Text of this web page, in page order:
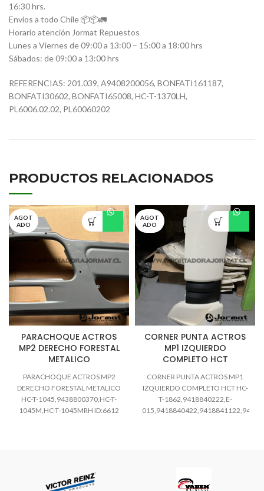
16:30 hrs.
Envíos a todo Chile 📦📦🚛
Horario atención Jormat Repuestos
Lunes a Viernes de 09:00 a 13:00 – 15:00 a 18:00 hrs
Sábados: de 09:00 a 13:00 hrs
REFERENCIAS: 201.039, A9408200056, BONFATI161187,
BONFATI30602, BONFATI65008, HC-T-1370LH,
PL6006.02.02, PL60060202
PRODUCTOS RELACIONADOS
AGOT
ADO
PARACHOQUE ACTROS
MP2 DERECHO FORESTAL
METALICO
PARACHOQUE ACTROS MP2
DERECHO FORESTAL METALICO
HC-T-1045,9438800370,HC-T-
1045M,HC-T-1045MRH ID:6612
AGOT
ADO
CORNER PUNTA ACTROS
MP1 IZQUIERDO
COMPLETO HCT
CORNER PUNTA ACTROS MP1
IZQUIERDO COMPLETO HCT HC-
T-1862,9418840222,E-